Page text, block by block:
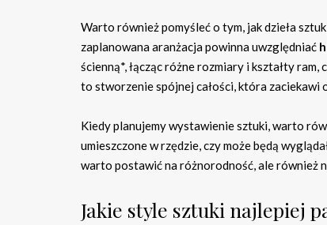
Warto również pomyśleć o tym, jak dzieła
zaplanowana aranżacja powinna uwzględniać
ścienną*, łącząc różne rozmiary i kształty
to stworzenie spójnej całości, która zaciekawi
Kiedy planujemy wystawienie sztuki, warto
umieszczone w rzędzie, czy może będą
warto postawić na różnorodność, ale również
Jakie style sztuki najlepiej